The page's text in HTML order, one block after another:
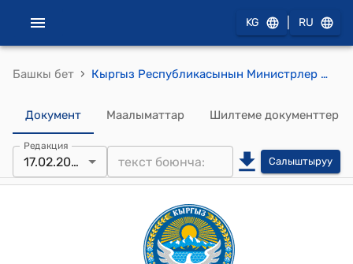
KG RU
Башкы бет › Кыргыз Республикасынын Министрлер Кабинетинин 2026-жылдын 17-февралындагы № 80-т "Кыргыз Республикасынын Министрлер Кабинетинин 2025-жылдын 13-июнундагы N 481-т тескемесине өзгөртүүлөрдү киргизүү тууралуу" тескемеси
Документ Маалыматтар Шилтеме документтер
Редакция
17.02.2026 Салыштыруу